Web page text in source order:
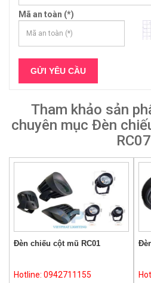
Mã an toàn (*)
Tham khảo sản
chuyên mục Đèn
RC07
Đèn chiếu cột mũ RC01
Hotline: 0942711155